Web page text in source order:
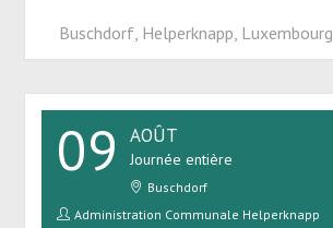
Buschdorf, Helperknapp, Luxembourg
09 AOÛT
Journée entière
Buschdorf
Administration Communale Helperknapp